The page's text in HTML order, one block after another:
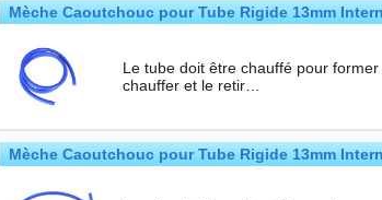
Mèche Caoutchouc pour Tube Rigide 13mm
Le tube doit être chauffé pour
chauffer et le retir…
Mèche Caoutchouc pour Tube Rigide 13mm